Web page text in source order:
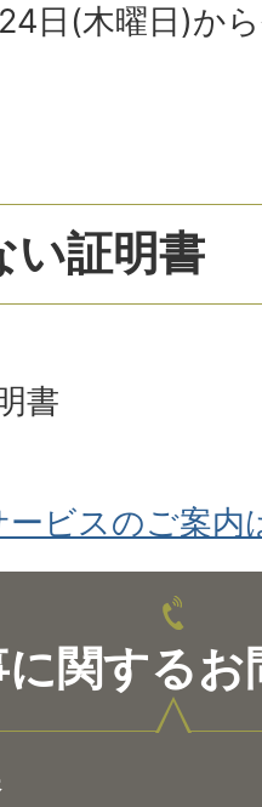
日(木曜日)か
い証明書
書
ービスのご案内
関するお